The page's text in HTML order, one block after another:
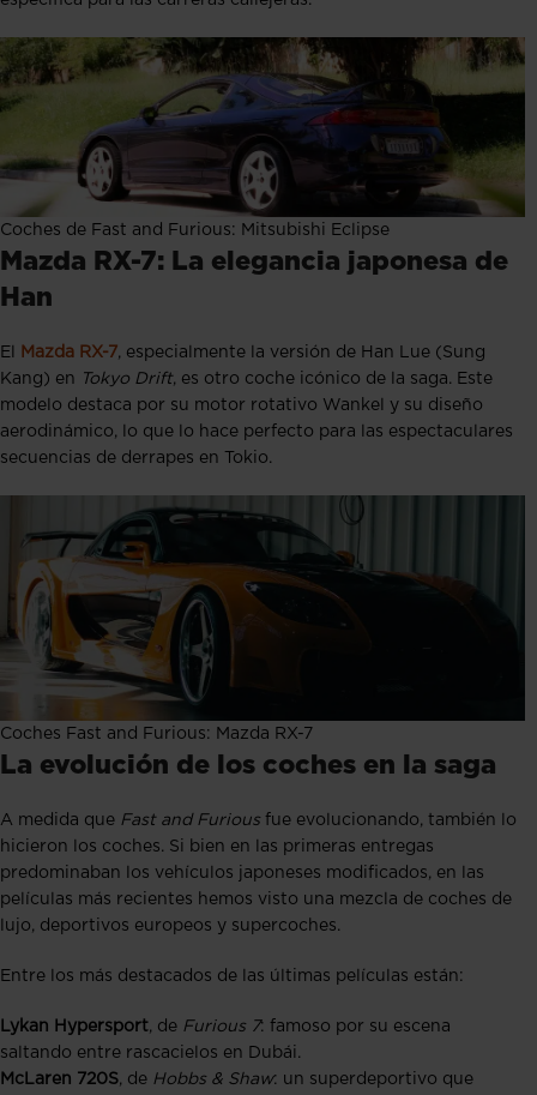
Coches de Fast and Furious: Mitsubishi Eclipse
Mazda RX-7: La elegancia japonesa de
Han
El Mazda RX-7, especialmente la versión de Han Lue (Sung
Kang) en Tokyo Drift, es otro coche icónico de la saga. Este
modelo destaca por su motor rotativo Wankel y su diseño
aerodinámico, lo que lo hace perfecto para las espectaculares
secuencias de derrapes en Tokio.
Coches Fast and Furious: Mazda RX-7
La evolución de los coches en la saga
A medida que Fast and Furious fue evolucionando, también lo
hicieron los coches. Si bien en las primeras entregas
predominaban los vehículos japoneses modificados, en las
películas más recientes hemos visto una mezcla de coches de
lujo, deportivos europeos y supercoches.
Entre los más destacados de las últimas películas están:
Lykan Hypersport, de Furious 7: famoso por su escena
saltando entre rascacielos en Dubái.
McLaren 720S, de Hobbs & Shaw: un superdeportivo que